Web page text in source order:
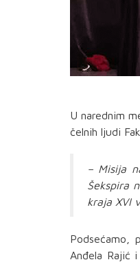
U narednim
čelnih ljudi
– Misija
Šekspira
kraja XVI
Podsećamo,
Anđela Rajić